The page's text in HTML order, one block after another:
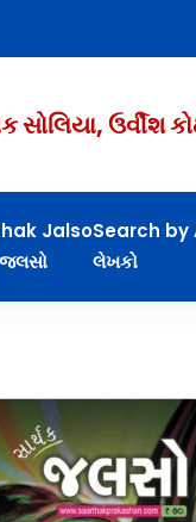
સોલિયા, ઉર્વીશ
Jalso
જલસો
Search by
લેખકો